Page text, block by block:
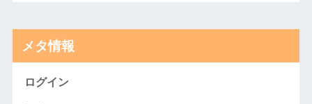
メタ情報
ログイン